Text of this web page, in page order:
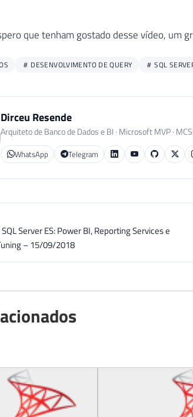
que tenham gostado desse vídeo, um
DESENVOLVIMENTO DE QUERY SQL
Dirceu Resende
Arquiteto de Banco de Dados e BI · Microsoft MVP ·
WhatsApp Telegram
Server ES: Power BI, Reporting Services e
– 15/09/2018